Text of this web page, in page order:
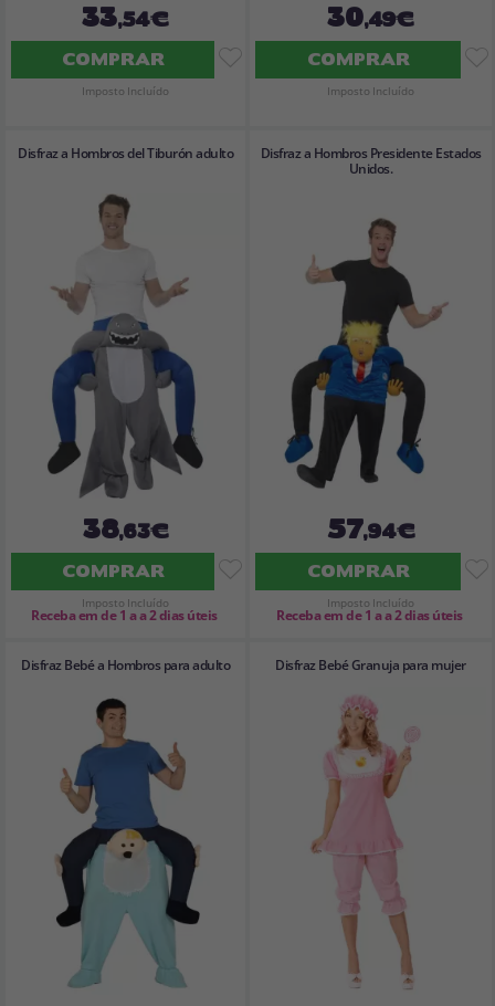
33,54€
COMPRAR
Imposto Incluído
30,49€
COMPRAR
Imposto Incluído
Disfraz a Hombros del Tiburón adulto
38,63€
COMPRAR
Imposto Incluído
Receba em de 1 a a 2 dias úteis
Disfraz a Hombros Presidente Estados
Unidos.
57,94€
COMPRAR
Imposto Incluído
Receba em de 1 a a 2 dias úteis
Disfraz Bebé a Hombros para adulto Disfraz Bebé Granuja para mujer